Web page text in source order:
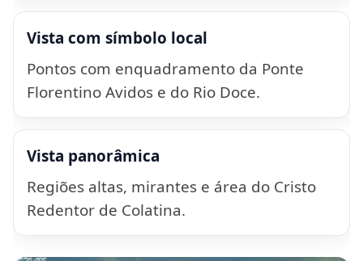
Vista com símbolo local
Pontos com enquadramento da Ponte
Florentino Avidos e do Rio Doce.
Vista panorâmica
Regiões altas, mirantes e área do Cristo
Redentor de Colatina.